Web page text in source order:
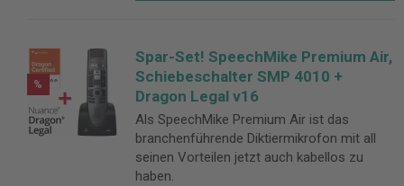
%
Spar-Set! SpeechMike Premium Air,
Schiebeschalter SMP 4010 +
Dragon Legal v16
Als SpeechMike Premium Air ist das
branchenführende Diktiermikrofon mit all
seinen Vorteilen jetzt auch kabellos zu
haben.